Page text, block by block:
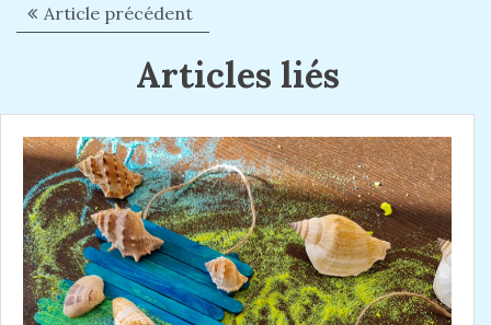
N
v
i
g
a
t
i
Article précédent
r
t
i
c
l
e
p
r
é
c
é
Articles liés